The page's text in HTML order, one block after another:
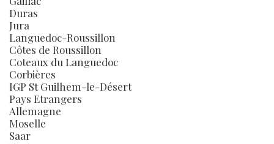
Duras
Jura
Languedoc-Roussillon
Côtes de Roussillon
Coteaux du Languedoc
Corbières
IGP St Guilhem-le-Désert
Pays Etrangers
Allemagne
Moselle
Saar